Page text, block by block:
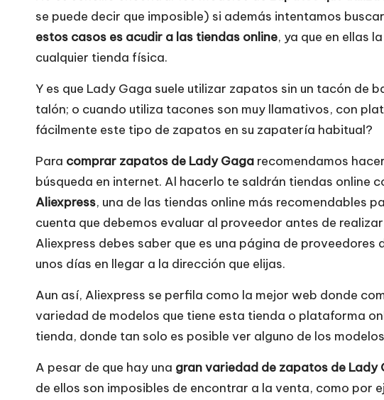
e
b
s
se puede decir que imposible) si además intentamos
estos casos es acudir a las tiendas online, ya que en ellas
cualquier tienda física.
Y es que Lady Gaga suele utilizar zapatos sin un tacón de
talón; o cuando utiliza tacones son muy llamativos, con
fácilmente este tipo de zapatos en su zapatería habitual?
Para comprar zapatos de Lady Gaga recomendamos
búsqueda en internet. Al hacerlo te saldrán tiendas online
Aliexpress, una de las tiendas online más recomendables
cuenta que debemos evaluar al proveedor antes de
Aliexpress debes saber que es una página de
unos días en llegar a la dirección que elijas.
Aun así, Aliexpress se perfila como la mejor web donde
variedad de modelos que tiene esta tienda o plataforma
tienda, donde tan solo es posible ver alguno de los
A pesar de que hay una gran variedad de zapatos de Lady
de ellos son imposibles de encontrar a la venta, como por